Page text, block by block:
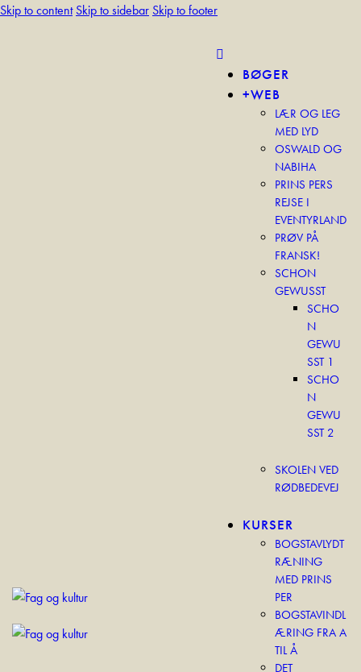
Skip to content Skip to sidebar Skip to footer
BØGER
+WEB
LÆR OG LEG
MED LYD
OSWALD OG
NABIHA
PRINS PERS
REJSE I
EVENTYRLAND
PRØV PÅ
FRANSK!
SCHON
GEWUSST
SCHO
N
GEWU
SST 1
SCHO
N
GEWU
SST 2
SKOLEN VED
RØDBEDEVEJ
KURSER
BOGSTAVLYDT
RÆNING
MED PRINS
PER
BOGSTAVINDL
ÆRING FRA A
TIL Å
DET